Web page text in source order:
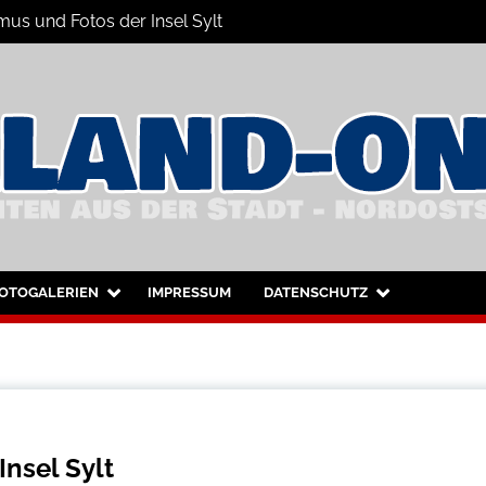
und Fotos der Insel Sylt
Sylt und Westerland
IMPRESSUM DATENSCHUTZ
Sylt